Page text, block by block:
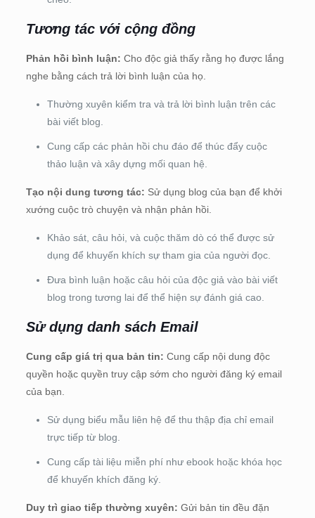
Tương tác với cộng đồng
Phản hồi bình luận: Cho độc giả thấy rằng họ được lắng
nghe bằng cách trả lời bình luận của họ.
Thường xuyên kiểm tra và trả lời bình luận trên các
bài viết blog.
Cung cấp các phản hồi chu đáo để thúc đẩy cuộc
thảo luận và xây dựng mối quan hệ.
Tạo nội dung tương tác: Sử dụng blog của bạn để khởi
xướng cuộc trò chuyện và nhận phản hồi.
Khảo sát, câu hỏi, và cuộc thăm dò có thể được sử
dụng để khuyến khích sự tham gia của người đọc.
Đưa bình luận hoặc câu hỏi của độc giả vào bài viết
blog trong tương lai để thể hiện sự đánh giá cao.
Sử dụng danh sách Email
Cung cấp giá trị qua bản tin: Cung cấp nội dung độc
quyền hoặc quyền truy cập sớm cho người đăng ký email
của bạn.
Sử dụng biểu mẫu liên hệ để thu thập địa chỉ email
trực tiếp từ blog.
Cung cấp tài liệu miễn phí như ebook hoặc khóa học
để khuyến khích đăng ký.
Duy trì giao tiếp thường xuyên: Gửi bản tin đều đặn